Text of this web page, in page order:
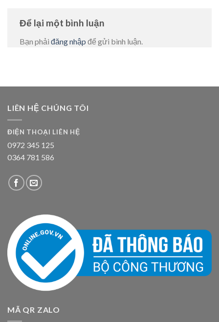
Để lại một bình luận
Bạn phải đăng nhập để gửi bình luận.
LIÊN HỆ CHÚNG TÔI
ĐIỆN THOẠI LIÊN HỆ
0972 345 125
0364 781 586
MÃ QR ZALO